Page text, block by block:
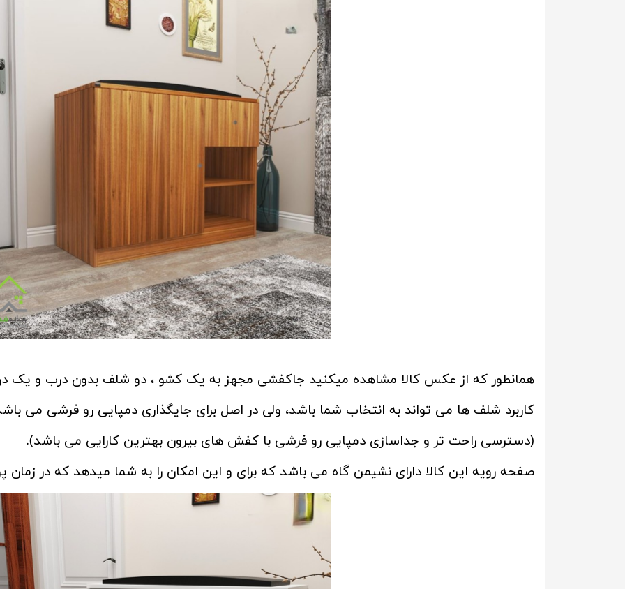
همانطور که از عکس کالا مشاهده میکنید جاکفشی مجهز به یک کشو ، دو شلف بدون درب و یک در کمدی با 3
کاربرد شلف ها می تواند به انتخاب شما باشد، ولی در اصل برای جایگذاری دمپایی رو فرشی می
(دسترسی راحت تر و جداسازی دمپایی رو فرشی با کفش های بیرون بهترین کارایی می باشد).
صفحه رویه این کالا دارای نشیمن گاه می باشد که برای و این امکان را به شما میدهد که در